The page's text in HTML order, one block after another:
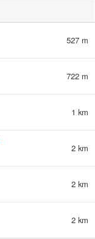
527 m
722 m
1 km
2 km
2 km
2 km